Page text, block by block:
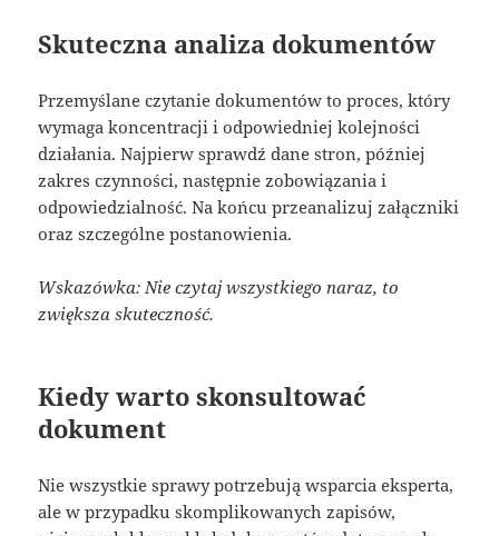
Skuteczna analiza dokumentów
Przemyślane czytanie dokumentów to proces, który
wymaga koncentracji i odpowiedniej kolejności
działania. Najpierw sprawdź dane stron, później
zakres czynności, następnie zobowiązania i
odpowiedzialność. Na końcu przeanalizuj załączniki
oraz szczególne postanowienia.
Wskazówka: Nie czytaj wszystkiego naraz, to
zwiększa skuteczność.
Kiedy warto skonsultować
dokument
Nie wszystkie sprawy potrzebują wsparcia eksperta,
ale w przypadku skomplikowanych zapisów,